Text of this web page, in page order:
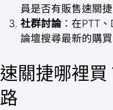
員是否有販售速關捷
社群討論 ：在PTT
論壇搜尋最新的購
速關捷哪裡
路